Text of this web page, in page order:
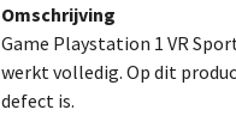
Omschrijving
Game Playstation 1 VR
werkt volledig. Op dit
defect is.